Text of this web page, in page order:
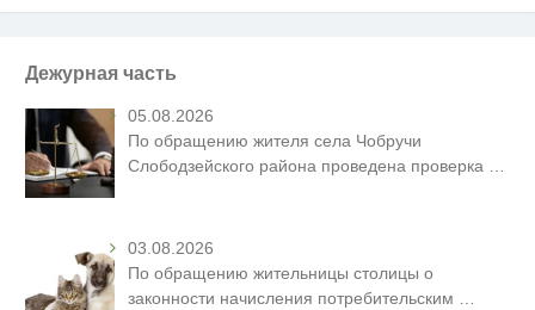
Дежурная часть
05.08.2026
По обращению жителя села Чобручи
Слободзейского района проведена проверка
03.08.2026
По обращению жительницы столицы о
законности начисления потребительским